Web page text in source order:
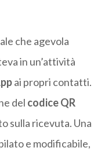
che agevola
in un’attività
ai propri contatti.
del codice QR
sulla ricevuta. Una
e modificabile,